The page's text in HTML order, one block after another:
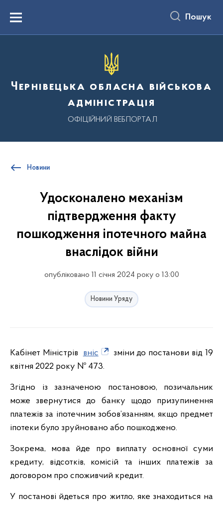
вмістуMenu Пошук
Чернівецька обласна військова
адміністрація
ОФІЦІЙНИЙ ВЕБПОРТАЛ
Новини
Удосконалено механізм
підтвердження факту
пошкодження іпотечного майна
внаслідок війни
опубліковано 11 січня 2024 року о 13:00
Новини Уряду
Кабінет Міністрів вніс
зміни до постанови від 19
квітня 2022 року № 473.
Згідно із зазначеною постановою, позичальник
може звернутися до банку щодо призупинення
платежів за іпотечним зобов’язанням, якщо предмет
іпотеки було зруйновано або пошкоджено.
Зокрема, мова йде про виплату основної суми
кредиту, відсотків, комісій та інших платежів за
договором про споживчий кредит.
У постанові йдеться про житло, яке знаходиться на